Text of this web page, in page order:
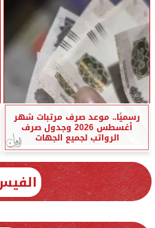
رسميًا.. موعد صرف مرتبات شهر
أغسطس 2026 وجدول صرف
الرواتب لجميع الجهات